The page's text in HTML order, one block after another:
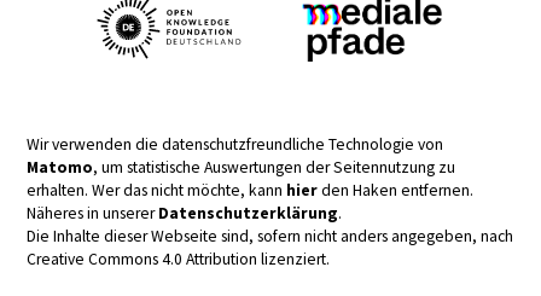
Wir verwenden die datenschutzfreundliche Technologie von
Matomo, um statistische Auswertungen der Seitennutzung zu
erhalten. Wer das nicht möchte, kann hierden Haken entfernen.
Näheres in unsererDatenschutzerklärung.
Die Inhalte dieser Webseite sind, sofern nicht anders angegeben, nach
Creative Commons 4.0 Attribution lizenziert.